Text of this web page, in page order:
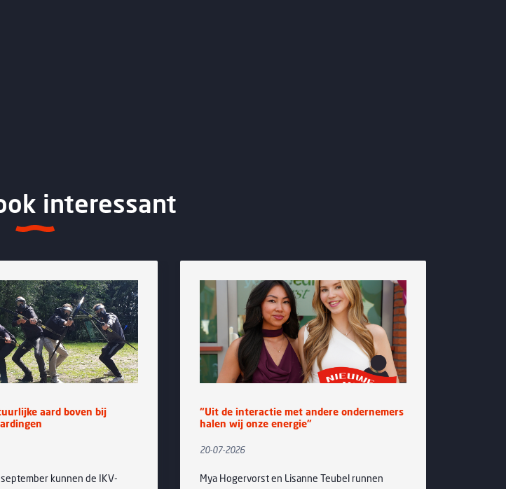
interessant
aard boven bij
kunnen de IKV-
“Uit de interactie met andere ondernemers
halen wij onze energie”
20-07-2026
Mya Hogervorst en Lisanne Teubel runnen